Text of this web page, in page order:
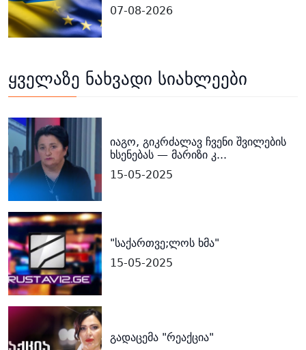
07-08-2026
ყველაზე ნახვადი სიახლეები
იაგო, გიკრძალავ ჩვენი შვილების
ხსენებას — მარიზი კ...
15-05-2025
"საქართვე;ლოს ხმა"
15-05-2025
გადაცემა "რეაქცია"